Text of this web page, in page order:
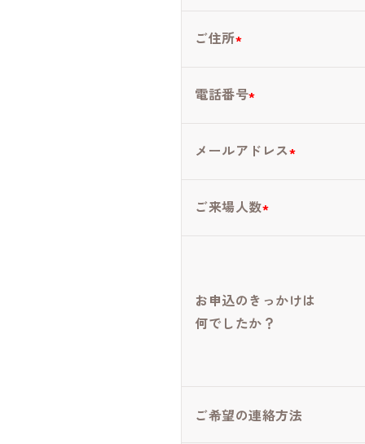
ご住所
電話番号
メールアドレス
ご来場人数
お申込のきっかけは
何でしたか？
ご希望の連絡方法